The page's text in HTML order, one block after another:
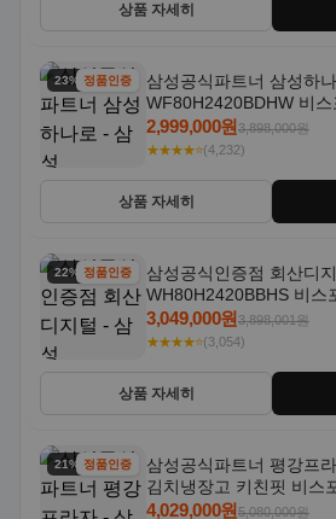
상품 자세히
23% 할인정품인증
삼성공식파트너 삼성하
WF80H2420BDHW 비스
조기 20kg 세제자동투입
2,999,000원3,898,000원
★★★★⭐(4,232)
상품 자세히
22% 할인정품인증
삼성공식인증점 회산디
WH80H2420BBHS 비스
24kg+20kg 세제자동투입
3,049,000원3,898,001원
★★★★⭐(3,054)
상품 자세히
21% 할인정품인증
삼성공식파트너 평강프
김치냉장고 키친핏 비스
주가전 빌트인 화이트
4,029,000원5,080,000원